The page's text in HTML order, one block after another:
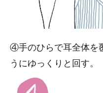
④手のひらで耳全体を
うにゆっくりと回す。